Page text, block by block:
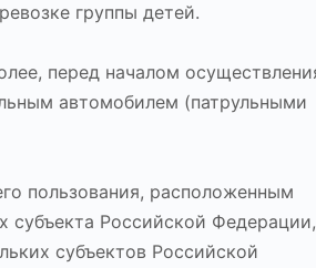
группы детей.
перед началом
автомобилем (патрульными
пользования, расположенным
субъекта Российской Федерации,
субъектов Российской